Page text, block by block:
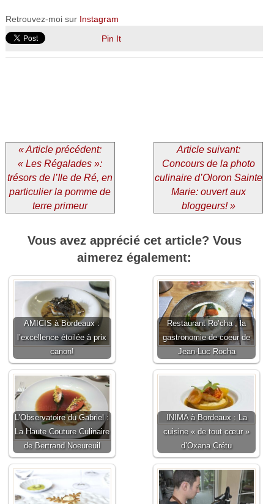
Retrouvez-moi sur Instagram
Pin It
« Article précédent:
« Les Régalades »:
trésors de l’Ile de Ré, en
particulier la pomme de
terre primeur
Article suivant:
Concours de la photo
culinaire d’Oloron Sainte
Marie: ouvert aux
bloggeurs! »
Vous avez apprécié cet article? Vous
aimerez également:
AMICIS à Bordeaux :
l’excellence étoilée à prix
canon!
Restaurant Ro’cha , la
gastronomie de coeur de
Jean-Luc Rocha
L’Observatoire du Gabriel :
La Haute Couture Culinaire
de Bertrand Noeureuil
INIMA à Bordeaux : La
cuisine « de tout cœur »
d’Oxana Crétu